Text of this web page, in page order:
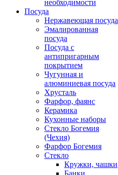
необходимости
Посуда
Нержавеющая посуда
Эмалированная
посуда
Посуда с
антипригарным
покрытием
Чугунная и
алюминиевая посуда
Хрусталь
Фарфор, фаянс
Керамика
Кухонные наборы
Стекло Богемия
(Чехия)
Фарфор Богемия
Стекло
Кружки, чашки
Банки